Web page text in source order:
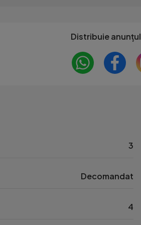
Distribuie anunțul
3
Decomandat
4